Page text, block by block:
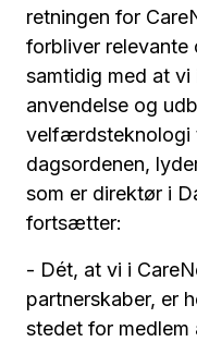
retningen for
forbliver relevante
samtidig med at
anvendelse og
velfærdsteknologi
dagsordenen,
som er direktør i
fortsætter:
- Dét, at vi i
partnerskaber, er
stedet for